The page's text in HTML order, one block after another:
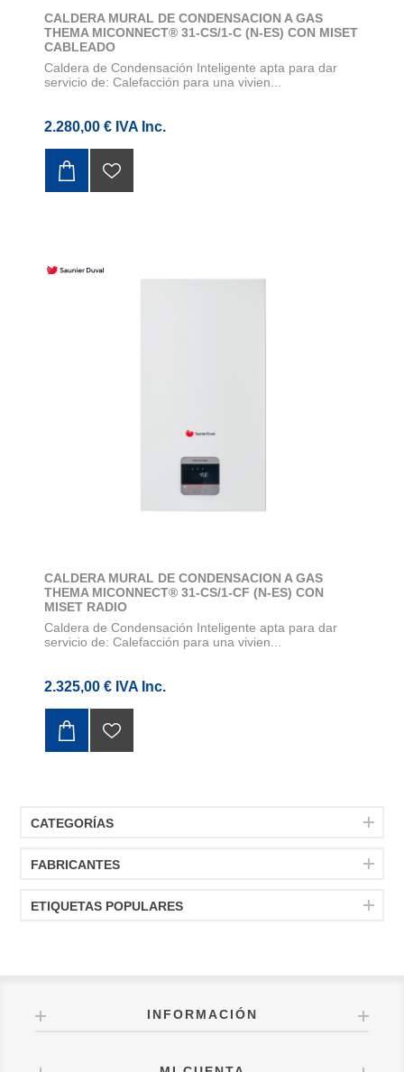
CALDERA MURAL DE CONDENSACION A GAS
THEMA MICONNECT® 31-CS/1-C (N-ES) CON MISET
CABLEADO
Caldera de Condensación Inteligente apta para dar
servicio de: Calefacción para una vivien...
2.280,00 € IVA Inc.
CALDERA MURAL DE CONDENSACION A GAS
THEMA MICONNECT® 31-CS/1-CF (N-ES) CON
MISET RADIO
Caldera de Condensación Inteligente apta para dar
servicio de: Calefacción para una vivien...
2.325,00 € IVA Inc.
CATEGORÍAS
FABRICANTES
ETIQUETAS POPULARES
INFORMACIÓN